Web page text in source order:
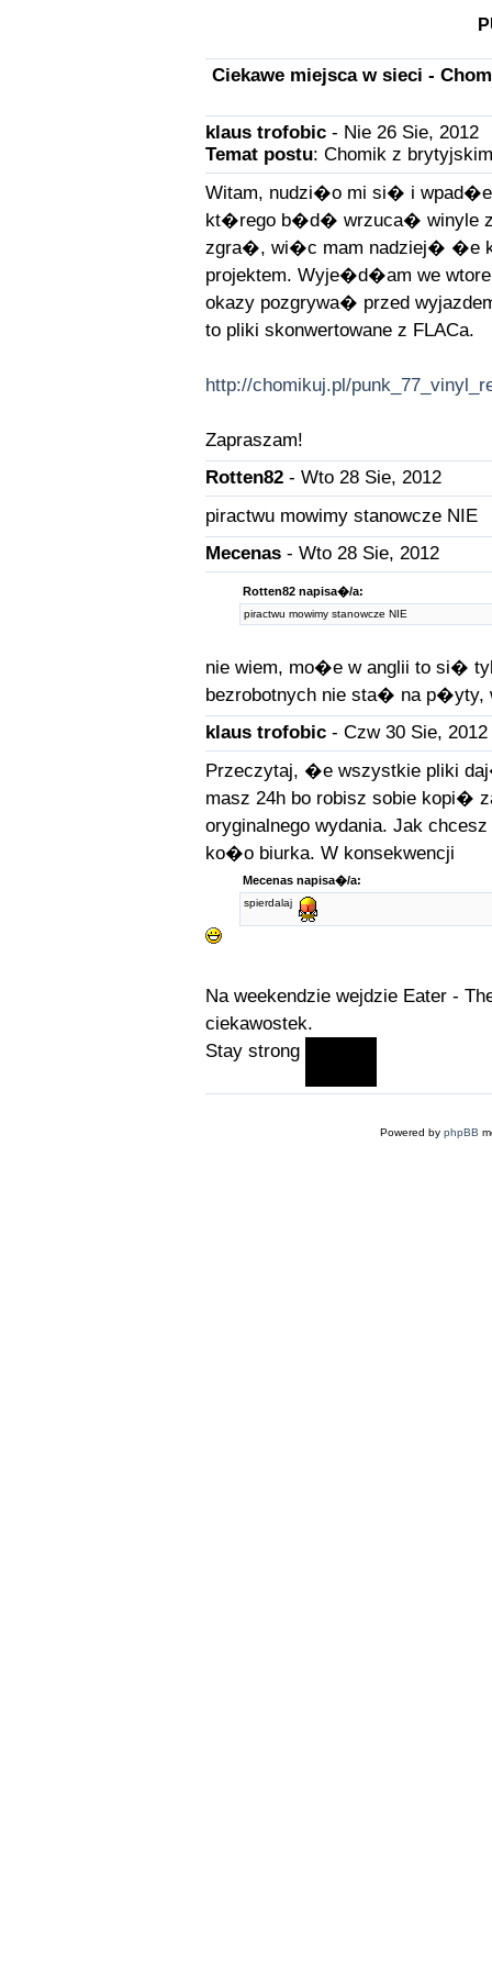
Ciekawe miejsca w sieci -
klaus trofobic- Nie 26 Sie, 2012
Temat postu: Chomik z
Witam, nudzi�o mi si� i
kt�rego b�d� wrzuca� winyle
zgra�, wi�c mam nadziej� �e
projektem. Wyje�d�am we
okazy pozgrywa� przed
to pliki skonwertowane z FLACa.
http://chomikuj.pl/
Zapraszam!
Rotten82- Wto 28 Sie, 2012
piractwu mowimy stanowcze NIE
Mecenas- Wto 28 Sie, 2012
Rotten82 napisa�/a:
piractwu mowimy stanowcze NIE
nie wiem, mo�e w anglii to si�
bezrobotnych nie sta� na
klaus trofobic- Czw 30 Sie, 2012
Przeczytaj, �e wszystkie pliki
masz 24h bo robisz sobie kopi�
oryginalnego wydania. Jak
ko�o biurka. W konsekwencji
Mecenas napisa�/a:
spierdalaj
Na weekendzie wejdzie Eater -
ciekawostek.
Stay strong
Powered by phpBB